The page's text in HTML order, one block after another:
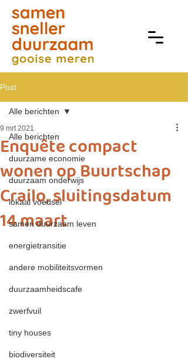
Post
Alle berichten
duurzame economie
duurzaam onderwijs
lokaal voedsel
samen duurzaam leven
energietransitie
andere mobiliteitsvormen
duurzaamheidscafe
zwerfvuil
tiny houses
biodiversiteit
Alle berichten
Enquête compact
wonen op Buurtschap
Crailo, sluitingsdatum
14 maart
9 mrt 2021